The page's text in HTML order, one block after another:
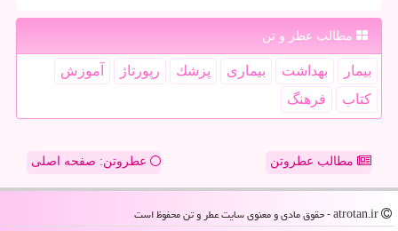
مطالب عطر و تن
بیمار بهداشت بیماری پزشك رپورتاژ
آموزش
كتاب
فرهنگ
مطالب عطروتن عطروتن: صفحه اصلی